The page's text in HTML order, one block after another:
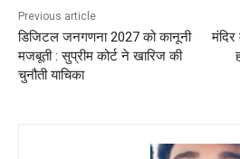
Previous article
डिजिटल जनगणना 2027 को कानूनी
मजबूती : सुप्रीम कोर्ट ने खारिज की
चुनौती याचिका